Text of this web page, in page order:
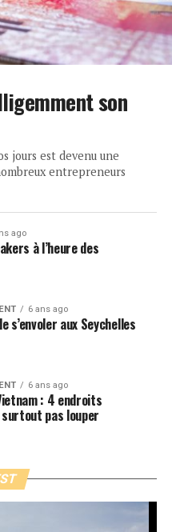
son
jours est devenu une
entrepreneurs
ago
à l’heure des
6 ans ago
s’envoler aux Seychelles
6 ans ago
: 4 endroits
pas louper